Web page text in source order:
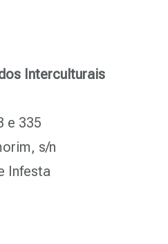
Interculturais
e 335
s/n
Infesta